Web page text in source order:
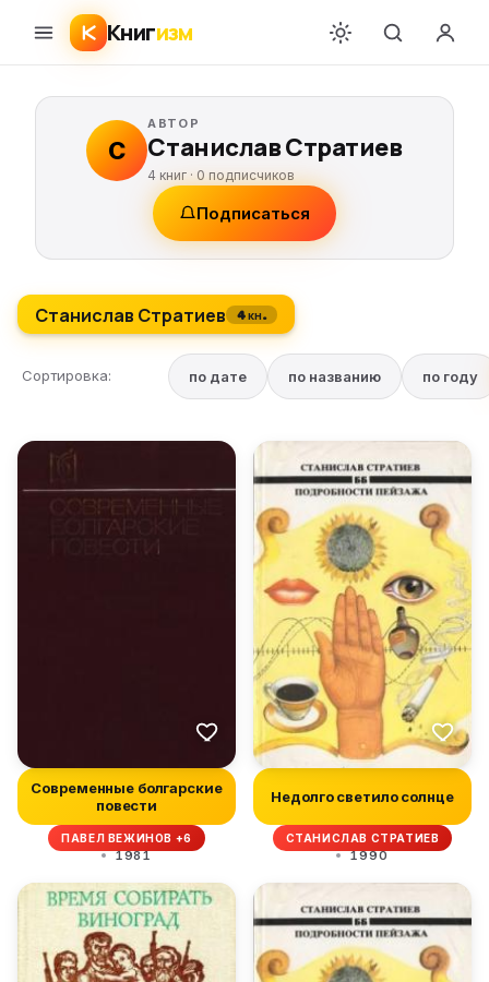
Книгизм
С
АВТОР
Станислав Стратиев
4 книг · 0 подписчиков
Подписаться
Станислав Стратиев 4 кн.
Сортировка: по дате по названию по году
Современные болгарские
повести
ПАВЕЛ ВЕЖИНОВ +6
1981
Недолго светило солнце
СТАНИСЛАВ СТРАТИЕВ
1990